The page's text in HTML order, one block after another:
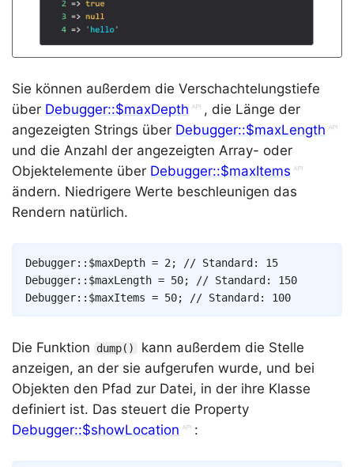
Sie können außerdem die Verschachtelungstiefe
über Debugger::$maxDepth
, die Länge der
angezeigten Strings über Debugger::$maxLength
und die Anzahl der angezeigten Array- oder
Objektelemente über Debugger::$maxItems
ändern. Niedrigere Werte beschleunigen das
Rendern natürlich.
Debugger:: $maxDepth = 2 ;
// Standard: 15
Debugger:: $maxLength = 50;
// Standard: 150
Debugger:: $maxItems = 50; // Standard: 100
Die Funktion dump()
kann außerdem die Stelle
anzeigen, an der sie aufgerufen wurde, und bei
Objekten den Pfad zur Datei, in der ihre Klasse
definiert ist. Das steuert die Property
Debugger::$showLocation
: